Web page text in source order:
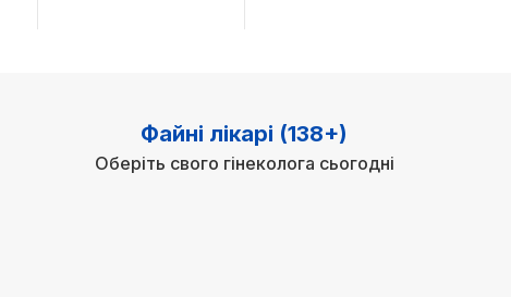
Файні лікарі (138+)
Оберіть свого гінеколога сьогодні